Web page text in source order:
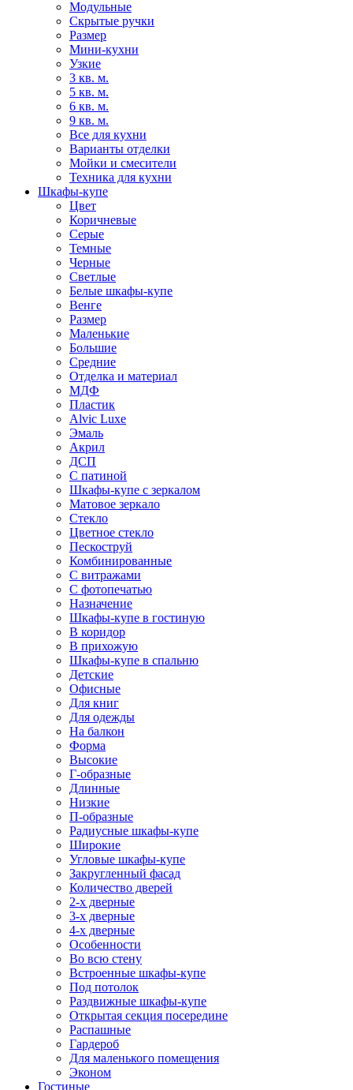
Модульные
Скрытые ручки
Размер
Мини-кухни
Узкие
3 кв. м.
5 кв. м.
6 кв. м.
9 кв. м.
Все для кухни
Варианты отделки
Мойки и смесители
Техника для кухни
Шкафы-купе
Цвет
Коричневые
Серые
Темные
Черные
Светлые
Белые шкафы-купе
Венге
Размер
Маленькие
Большие
Средние
Отделка и материал
МДФ
Пластик
Alvic Luxe
Эмаль
Акрил
ДСП
С патиной
Шкафы-купе с зеркалом
Матовое зеркало
Стекло
Цветное стекло
Пескоструй
Комбинированные
С витражами
С фотопечатью
Назначение
Шкафы-купе в гостиную
В коридор
В прихожую
Шкафы-купе в спальню
Детские
Офисные
Для книг
Для одежды
На балкон
Форма
Высокие
Г-образные
Длинные
Низкие
П-образные
Радиусные шкафы-купе
Широкие
Угловые шкафы-купе
Закругленный фасад
Количество дверей
2-х дверные
3-х дверные
4-х дверные
Особенности
Во всю стену
Встроенные шкафы-купе
Под потолок
Раздвижные шкафы-купе
Открытая секция посередине
Распашные
Гардероб
Для маленького помещения
Эконом
Гостиные